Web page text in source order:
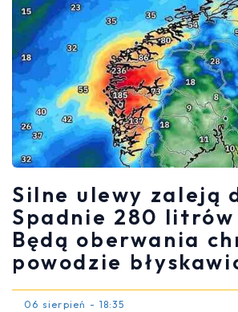
Silne ulewy zaleją
Spadnie 280 litrów
Będą oberwania
powodzie
06 sierpień - 18:35